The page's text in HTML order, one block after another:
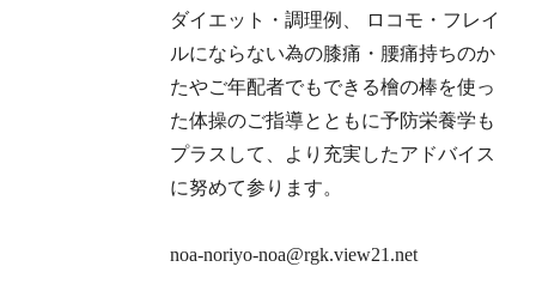
ダイエット・調理例、 ロコモ・フレイ
ルにならない為の膝痛・腰痛持ちのか
たやご年配者でもできる檜の棒を使っ
た体操のご指導とともに予防栄養学も
プラスして、より充実したアドバイス
に努めて参ります。
noa-noriyo-noa@rgk.view21.net